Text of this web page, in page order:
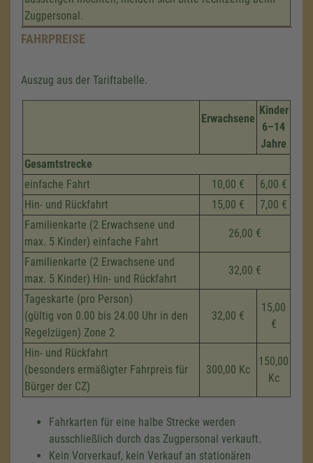
Zugpersonal.
FAHRPREISE
Auszug aus der Tariftabelle.
Erwachsene
Kinder
6–14
Jahre
Gesamtstrecke
einfache Fahrt
10,00 €
6,00 €
Hin- und Rückfahrt
15,00 €
7,00 €
Familienkarte (2 Erwachsene und
max. 5 Kinder) einfache Fahrt
26,00 €
Familienkarte (2 Erwachsene und
max. 5 Kinder) Hin- und Rückfahrt
32,00 €
Tageskarte (pro Person)
(gültig von 0.00 bis 24.00 Uhr in den
Regelzügen) Zone 2
32,00 €
15,00
€
Hin- und Rückfahrt
(besonders ermäßigter Fahrpreis für
Bürger der CZ)
300,00 Kc
150,00
Kc
Fahrkarten für eine halbe Strecke werden
ausschließlich durch das Zugpersonal verkauft.
Kein Vorverkauf, kein Verkauf an stationären